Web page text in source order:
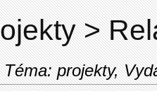
>
projekty,